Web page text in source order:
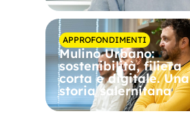
APPROFONDIMENTI
Mulino Urbano:
sostenibilità, filiera
corta e digitale. Una
storia salernitana